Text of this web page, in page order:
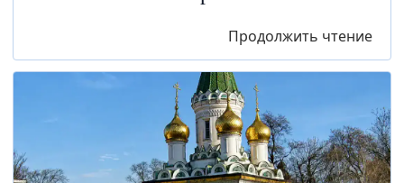
Продолжить чтение